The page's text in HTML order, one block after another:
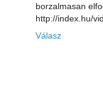
borzalmasan
http://index.hu/
Válasz